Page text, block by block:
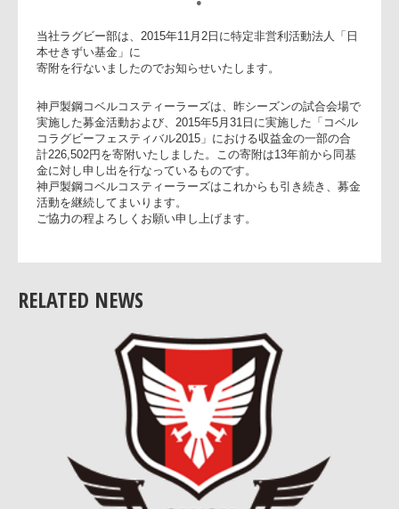
●
当社ラグビー部は、2015年11月2日に特定非営利活動法人「日
寄附を行ないましたのでお知らせいたします。
神戸製鋼コベルコスティーラーズは、昨シーズンの試合会場
実施した募金活動および、2015年5月31日に実施した「コベル
コラグビーフェスティバル2015」における収益金の一部の合
計226,502円を寄附いたしました。この寄附は13年前から同基
金に対し申し出を行なっているものです。
活動を継続してまいります。
RELATED NEWS